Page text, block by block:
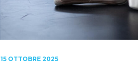
15 OTTOBRE 2025